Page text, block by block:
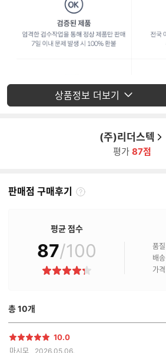
상품정보 더보기
(주)리더스텍
평가 87점
판매점 구매후기
판
구
후
기
란?
평균 점수
87/100
별
품질
배송
가격
총10개
별
10.0
마시모 2026.05.06.